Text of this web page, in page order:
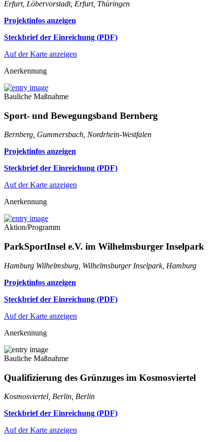
Erfurt, Löbervorstadt, Erfurt, Thüringen
Projektinfos anzeigen
Steckbrief der Einreichung (PDF)
Auf der Karte anzeigen
Anerkennung
Bauliche Maßnahme
Sport- und Bewegungsband Bernberg
Bernberg, Gummersbach, Nordrhein-Westfalen
Projektinfos anzeigen
Steckbrief der Einreichung (PDF)
Auf der Karte anzeigen
Anerkennung
Aktion/Programm
ParkSportInsel e.V. im Wilhelmsburger Inselpark
Hamburg Wilhelmsburg, Wilhelmsburger Inselpark, Hamburg
Projektinfos anzeigen
Steckbrief der Einreichung (PDF)
Auf der Karte anzeigen
Anerkennung
Bauliche Maßnahme
Qualifizierung des Grünzuges im Kosmosviertel
Kosmosviertel, Berlin, Berlin
Steckbrief der Einreichung (PDF)
Auf der Karte anzeigen